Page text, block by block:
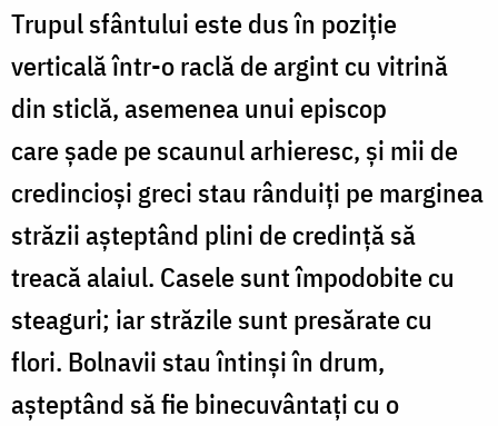
Trupul sfântului este dus în poziţie
verticală într-o raclă de argint cu vitrină
din sticlă, asemenea unui episcop
care şade pe scaunul arhieresc, şi mii de
credincioşi greci stau rânduiţi pe marginea
străzii aşteptând plini de credinţă să
treacă alaiul. Casele sunt împodobite cu
steaguri; iar străzile sunt presărate cu
flori. Bolnavii stau întinşi în drum,
aşteptând să fie binecuvântaţi cu o